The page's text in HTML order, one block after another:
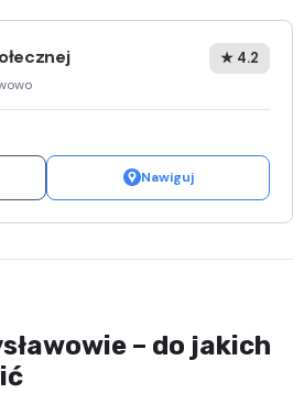
★ 4.2
Nawiguj
– do jakich